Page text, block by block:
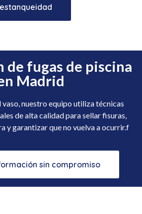
de fugas de piscina
Madrid
vaso, nuestro equipo utiliza técnicas
de alta calidad para sellar fisuras,
y garantizar que no vuelva a ocurrir.f
sin compromiso